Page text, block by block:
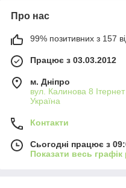
Про нас
99% позитивних з 157
Працює з 03.03.2012
м. Дніпро
вул. Калинова 8
Україна
Контакти
Сьогодні працює з
Показати весь графік